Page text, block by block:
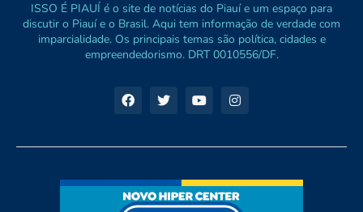
ISSO É PIAUÍ é o site de notícias do Piauí e um espaço para
discutir o Piauí e o Brasil. Aqui tem informação de verdade com
imparcialidade. Os principais temas são política, cidades e
empreendedorismo. DRT 0010556/DF.